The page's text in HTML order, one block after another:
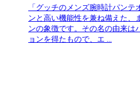
「グッチのメンズ腕時計パン
ンと高い機能性を兼ね備えた、
ンの象徴です。その名の由来は
ョンを得たもので、エ ...